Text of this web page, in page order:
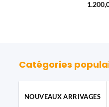
Catégories
NOUVEAUX ARRIVAGES